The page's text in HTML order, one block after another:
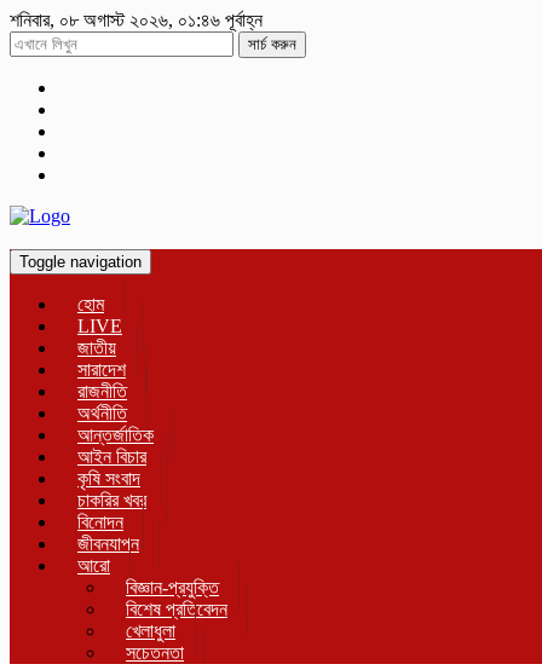
শনিবার, ০৮ অগাস্ট ২০২৬, ০১:৪৬ পূর্বাহ্ন
সার্চ করুন
Toggle navigation
হোম
LIVE
জাতীয়
সারাদেশ
রাজনীতি
অর্থনীতি
আন্তর্জাতিক
আইন বিচার
কৃষি সংবাদ
চাকরির খবর
বিনোদন
জীবনযাপন
আরো
বিজ্ঞান-প্রযুক্তি
বিশেষ প্রতিবেদন
খেলাধুলা
সচেতনতা